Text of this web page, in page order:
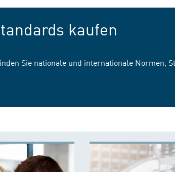
kaufen
Sie nationale und internationale Normen,